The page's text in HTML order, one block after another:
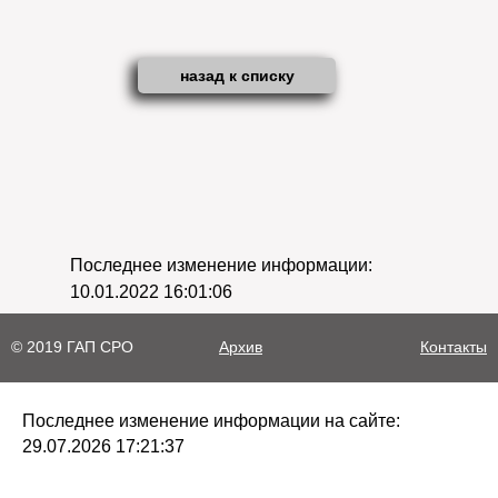
назад к списку
Последнее изменение информации:
10.01.2022 16:01:06
© 2019 ГАП СРО Архив Контакты
Последнее изменение информации на сайте:
29.07.2026 17:21:37